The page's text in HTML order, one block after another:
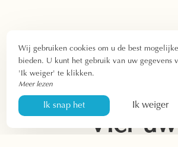
Vier uw
Wij gebruiken cookies om u de best
bieden. U kunt het gebruik van uw gegevens
'Ik weiger' te klikken.
Meer lezen
Ik snap het Ik weiger